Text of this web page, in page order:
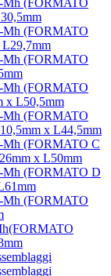
Mh (FORMATO
Mh (FORMATO
Mh (FORMATO
x L50,5mm
Mh (FORMATO
x L44,5mm
Mh (FORMATO C
x L50mm
Mh (FORMATO D
Mh (FORMATO